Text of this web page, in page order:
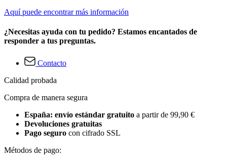
Aquí puede encontrar más información
¿Necesitas ayuda con tu pedido? Estamos encantados de
responder a tus preguntas.
Contacto
Calidad probada
Compra de manera segura
España: envío estándar gratuito a partir de 99,90 €
Devoluciones gratuitas
Pago seguro con cifrado SSL
Métodos de pago: